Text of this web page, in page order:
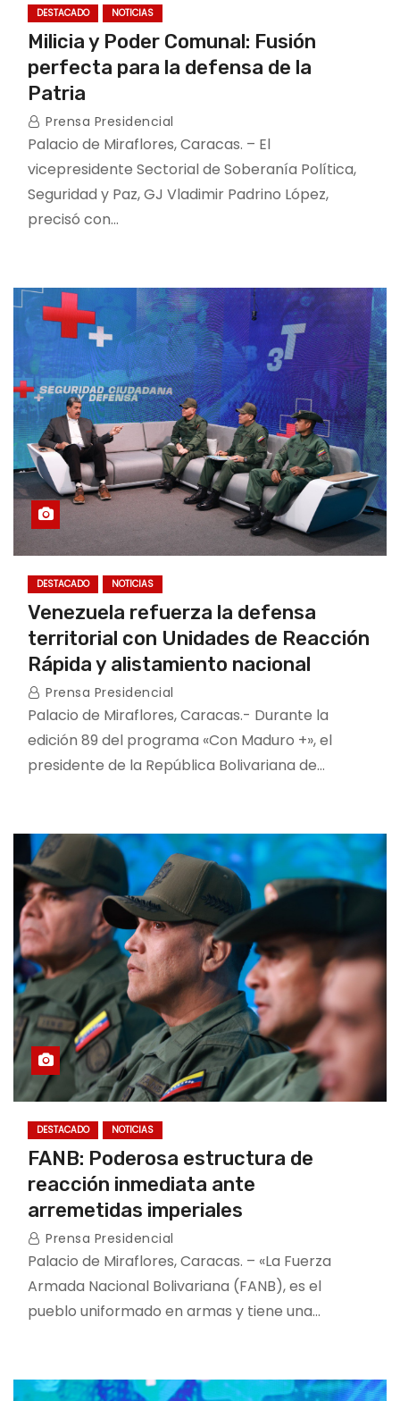
DESTACADO NOTICIAS
Milicia y Poder Comunal: Fusión
perfecta para la defensa de la
Patria
Prensa Presidencial
Palacio de Miraflores, Caracas. – El
vicepresidente Sectorial de Soberanía Política,
Seguridad y Paz, GJ Vladimir Padrino López,
precisó con…
DESTACADO NOTICIAS
Venezuela refuerza la defensa
territorial con Unidades de Reacción
Rápida y alistamiento nacional
Prensa Presidencial
Palacio de Miraflores, Caracas.- Durante la
edición 89 del programa «Con Maduro +», el
presidente de la República Bolivariana de…
DESTACADO NOTICIAS
FANB: Poderosa estructura de
reacción inmediata ante
arremetidas imperiales
Prensa Presidencial
Palacio de Miraflores, Caracas. – «La Fuerza
Armada Nacional Bolivariana (FANB), es el
pueblo uniformado en armas y tiene una…